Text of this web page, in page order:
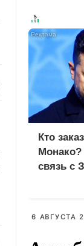
Кто
связь с
6 АВГУСТА